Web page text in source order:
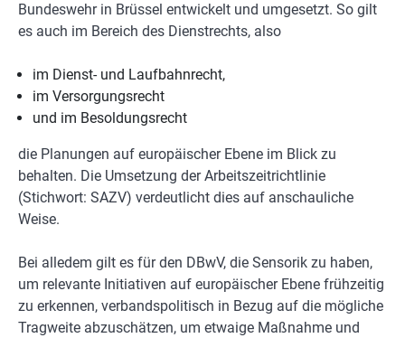
Bundeswehr in Brüssel entwickelt und umgesetzt. So gilt
es auch im Bereich des Dienstrechts, also
im Dienst- und Laufbahnrecht,
im Versorgungsrecht
und im Besoldungsrecht
die Planungen auf europäischer Ebene im Blick zu
behalten. Die Umsetzung der Arbeitszeitrichtlinie
(Stichwort: SAZV) verdeutlicht dies auf anschauliche
Weise.
Bei alledem gilt es für den DBwV, die Sensorik zu haben,
um relevante Initiativen auf europäischer Ebene frühzeitig
zu erkennen, verbandspolitisch in Bezug auf die mögliche
Tragweite abzuschätzen, um etwaige Maßnahme und